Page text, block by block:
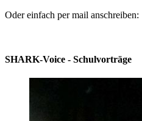
Oder einfach per mail anschreiben:
SHARK-Voice - Schulvorträge